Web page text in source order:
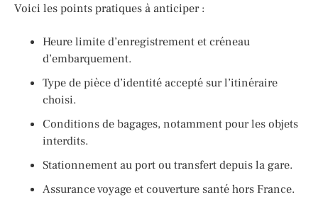
Voici les points pratiques à anticiper :
Heure limite d’enregistrement et créneau
d’embarquement.
Type de pièce d’identité accepté sur l’itinéraire
choisi.
Conditions de bagages, notamment pour les objets
interdits.
Stationnement au port ou transfert depuis la gare.
Assurance voyage et couverture santé hors France.